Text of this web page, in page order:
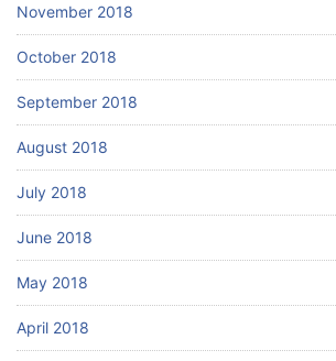
November 2018
October 2018
September 2018
August 2018
July 2018
June 2018
May 2018
April 2018